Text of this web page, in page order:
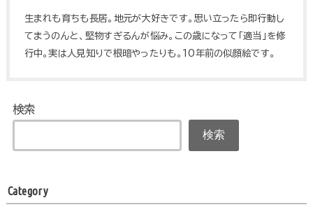
生まれも育ちも長居。地元が大好きです。思い立ったら即行動し
てまうのんと、堅物すぎるんが悩み。この歳になって「適当」を修
行中。実は人見知りで根暗やったりも。10年前の似顔絵です。
検索
検索
Category